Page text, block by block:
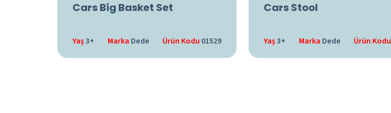
Cars Big Basket Set
Yaş3+ Marka Dede Ürün Kodu 01529
Cars Stool
Yaş3+ Marka Dede Ürün Kodu